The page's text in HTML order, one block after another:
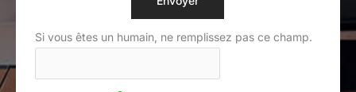
Si vous êtes un humain, ne remplissez pas ce champ.